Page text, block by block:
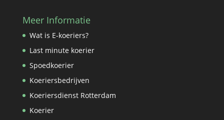
Meer Informatie
Wat is E-koeriers?
Last minute koerier
Spoedkoerier
Koeriersbedrijven
Koeriersdienst Rotterdam
Koerier